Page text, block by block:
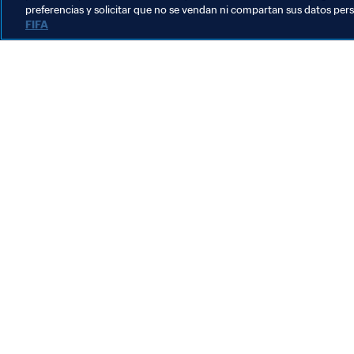
preferencias y solicitar que no se vendan ni compartan sus datos
FIFA